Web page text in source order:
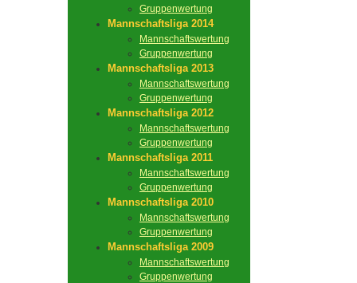
Gruppenwertung
Mannschaftsliga 2014
Mannschaftswertung
Gruppenwertung
Mannschaftsliga 2013
Mannschaftswertung
Gruppenwertung
Mannschaftsliga 2012
Mannschaftswertung
Gruppenwertung
Mannschaftsliga 2011
Mannschaftswertung
Gruppenwertung
Mannschaftsliga 2010
Mannschaftswertung
Gruppenwertung
Mannschaftsliga 2009
Mannschaftswertung
Gruppenwertung